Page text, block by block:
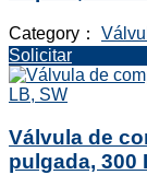
Category：
Solicitar
Válvula de
pulgada, 300